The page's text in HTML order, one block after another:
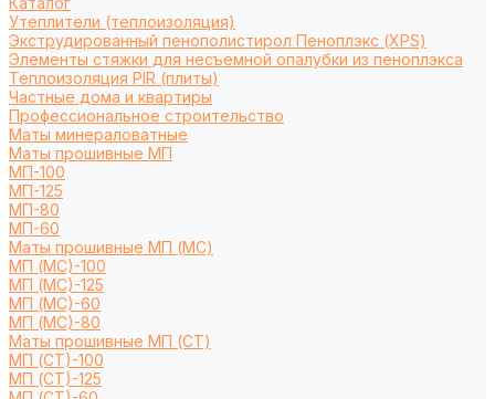
Утеплители (теплоизоляция)
Экструдированный пенополистирол Пеноплэкс (XPS)
Элементы стяжки для несъемной опалубки из пеноплэкса
Теплоизоляция PIR (плиты)
Частные дома и квартиры
Профессиональное строительство
Маты минераловатные
Маты прошивные МП
МП-100
МП-125
МП-80
МП-60
Маты прошивные МП (МС)
МП (МС)-100
МП (МС)-125
МП (МС)-60
МП (МС)-80
Маты прошивные МП (СТ)
МП (СТ)-100
МП (СТ)-125